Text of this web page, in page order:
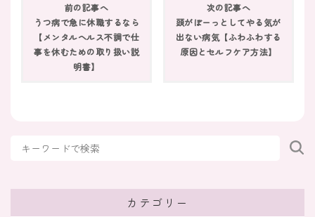
よい？理由や対処法も
2026/05/31 症状検索
目が覚めているのに体が動かない朝｜原因と対
前の記事へ
うつ病で急に休職するなら
【メンタルヘルス不調で仕
事を休むための取り扱い説
明書】
次の記事へ
頭がぼーっとしてやる気が
出ない病気【ふわふわする
原因とセルフケア方法】
カテゴリー